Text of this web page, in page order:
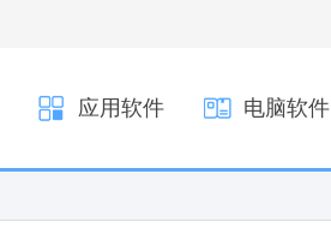
应用软件 电脑软件